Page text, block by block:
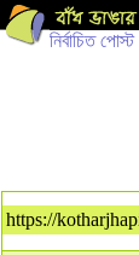
নির্বাচিত পোস্ট
https://